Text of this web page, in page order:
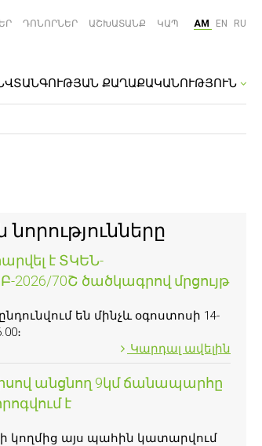
ՔԱՂԱՔԱԿԱՆՈՒԹՅՈՒՆ
ԴՈՆՈՐՆԵՐ ԱՇԽԱՏԱՆՔ ԿԱՊ AM EN RU
նորությունները
է ՏԿԵՆ-
2026/70Շ ծածկագրով մրցույթ
են մինչև օգոստոսի 14-
Կարդալ ավելին
անցնող 9կմ ճանապարհը
է
կողմից այս պահին կատարվում